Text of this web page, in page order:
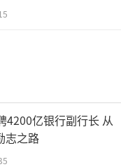
4200亿银行副行长 从
志之路